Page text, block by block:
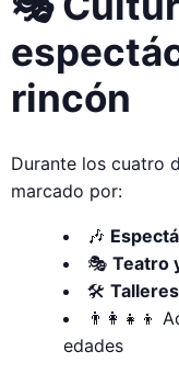
rincón
Durante los cuatro
marcado por:
🎶
🎭 Teatro
🛠️
👨‍👩‍👧‍👦
edades